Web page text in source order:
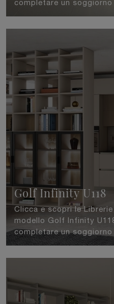
completare un
Golf Infinity U118
Clicca e scopri le
modello Golf Infinity
completare un